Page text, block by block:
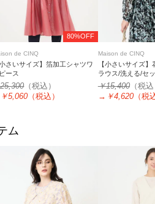
80%OFF
de CINQ
小さいサイズ】箔加工シャツワ
ース
（税込）
￥5,060 （税込）
Maison de CINQ
【小さいサイズ
ラウス/洗える/セ
￥15,400（税
→ ￥4,620（税
ム